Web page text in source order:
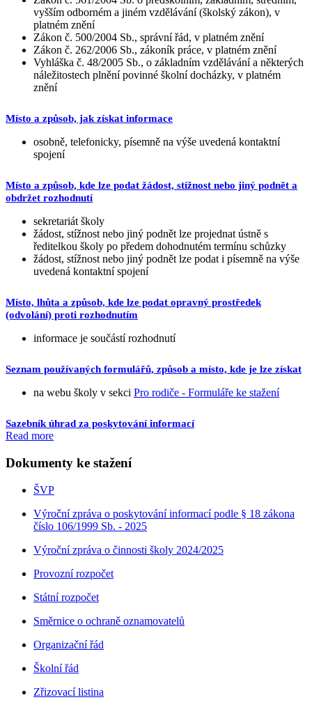
vyšším odborném a jiném vzdělávání (školský zákon), v
platném znění
Zákon č. 500/2004 Sb., správní řád, v platném znění
Zákon č. 262/2006 Sb., zákoník práce, v platném znění
Vyhláška č. 48/2005 Sb., o základním vzdělávání a některých
náležitostech plnění povinné školní docházky, v platném
znění
Místo a způsob, jak získat informace
osobně, telefonicky, písemně na výše uvedená kontaktní
spojení
Místo a způsob, kde lze podat žádost, stížnost nebo jiný podnět a
obdržet rozhodnutí
sekretariát školy
žádost, stížnost nebo jiný podnět lze projednat ústně s
ředitelkou školy po předem dohodnutém termínu schůzky
žádost, stížnost nebo jiný podnět lze podat i písemně na výše
uvedená kontaktní spojení
Místo, lhůta a způsob, kde lze podat opravný prostředek
(odvolání) proti rozhodnutím
informace je součástí rozhodnutí
Seznam používaných formulářů, způsob a místo, kde je lze získat
na webu školy v sekci Pro rodiče - Formuláře ke stažení
Sazebník úhrad za poskytování informací
Read more
Dokumenty ke stažení
ŠVP
Výroční zpráva o poskytování informací podle § 18 zákona
číslo 106/1999 Sb. - 2025
Výroční zpráva o činnosti školy 2024/2025
Provozní rozpočet
Státní rozpočet
Směrnice o ochraně oznamovatelů
Organizační řád
Školní řád
Zřizovací listina